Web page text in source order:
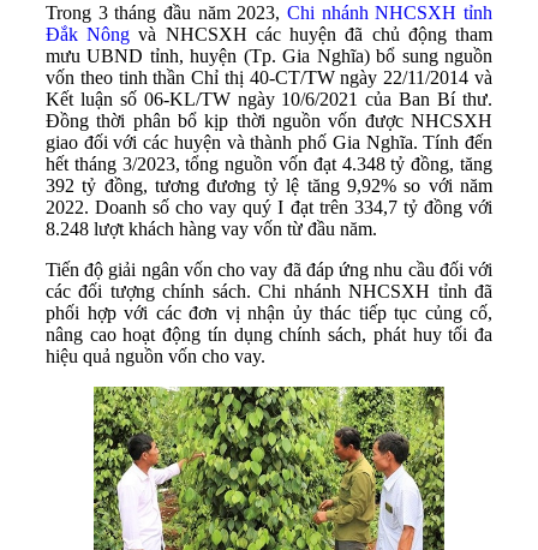
Trong 3 tháng đầu năm 2023, Chi nhánh NHCSXH tỉnh
Đắk Nông và NHCSXH các huyện đã chủ động tham
mưu UBND tỉnh, huyện (Tp. Gia Nghĩa) bổ sung nguồn
vốn theo tinh thần Chỉ thị 40-CT/TW ngày 22/11/2014 và
Kết luận số 06-KL/TW ngày 10/6/2021 của Ban Bí thư.
Đồng thời phân bổ kịp thời nguồn vốn được NHCSXH
giao đối với các huyện và thành phố Gia Nghĩa. Tính đến
hết tháng 3/2023, tổng nguồn vốn đạt 4.348 tỷ đồng, tăng
392 tỷ đồng, tương đương tỷ lệ tăng 9,92% so với năm
2022. Doanh số cho vay quý I đạt trên 334,7 tỷ đồng với
8.248 lượt khách hàng vay vốn từ đầu năm.
Tiến độ giải ngân vốn cho vay đã đáp ứng nhu cầu đối với
các đối tượng chính sách. Chi nhánh NHCSXH tỉnh đã
phối hợp với các đơn vị nhận ủy thác tiếp tục củng cố,
nâng cao hoạt động tín dụng chính sách, phát huy tối đa
hiệu quả nguồn vốn cho vay.